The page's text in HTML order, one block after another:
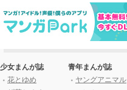
少女まんが誌
花とゆめ
青年まんが誌
ヤングアニマル